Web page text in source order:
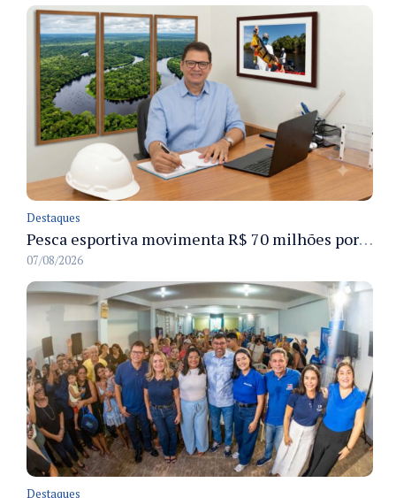
Destaques
Pesca esportiva movimenta R$ 70 milhões por ano e ganha espaço na economia sustentável do Amazonas
07/08/2026
Destaques